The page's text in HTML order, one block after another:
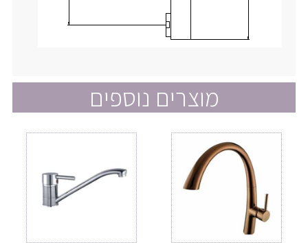
מוצרים נוספים